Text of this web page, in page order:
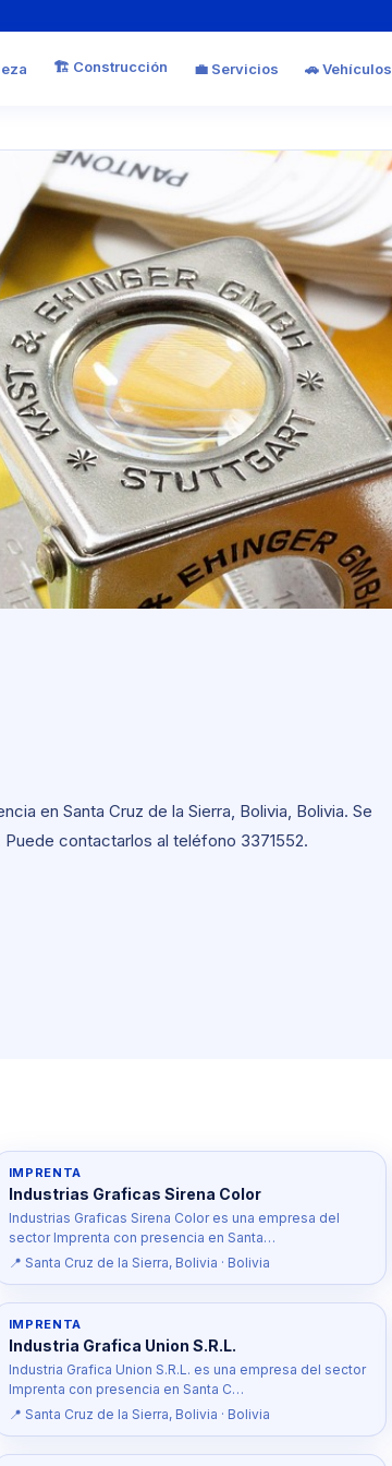
🏗️ Construcción 💼 Servicios 🚗 Vehículos
en Santa Cruz de la Sierra, Bolivia, Bolivia. Se
Puede contactarlos al teléfono 3371552.
IMPRENTA
Industrias Graficas Sirena Color
Industrias Graficas Sirena Color es una empresa del
sector Imprenta con presencia en Santa…
📍 Santa Cruz de la Sierra, Bolivia · Bolivia
IMPRENTA
Industria Grafica Union S.R.L.
Industria Grafica Union S.R.L. es una empresa del sector
Imprenta con presencia en Santa C…
📍 Santa Cruz de la Sierra, Bolivia · Bolivia